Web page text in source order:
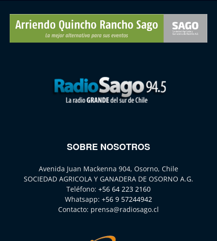
SOBRE NOSOTROS
Avenida Juan Mackenna 904, Osorno, Chile
SOCIEDAD AGRICOLA Y GANADERA DE OSORNO A.G.
Teléfono: +56 64 223 2160
Whatsapp: +56 9 57244942
Contacto: prensa@radiosago.cl